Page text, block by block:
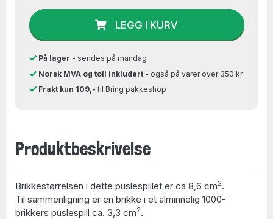
LEGG I KURV
På lager - sendes på mandag
Norsk MVA og toll inkludert- også på varer over 350 kr.
Frakt kun 109,- til Bring pakkeshop
Produktbeskrivelse
Brikkestørrelsen i dette puslespillet er ca 8,6 cm2.
Til sammenligning er en brikke i et alminnelig 1000-
brikkers puslespill ca. 3,3 cm2.